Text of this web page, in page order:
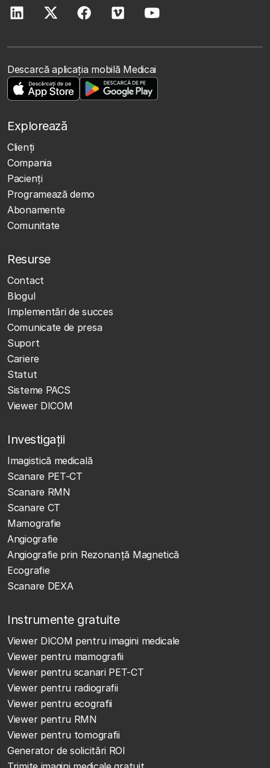
Descarcă aplicația mobilă Medicai
Explorează
Clienţi
Compania
Pacienți
Programează demo
Abonamente
Comunitate
Resurse
Contact
Blogul
Implementări de succes
Comunicate de presa
Suport
Cariere
Statut
Sisteme PACS
Viewer DICOM
Investigații
Imagistică medicală
Scanare PET-CT
Scanare RMN
Scanare CT
Mamografie
Angiografie
Angiografie prin Rezonanță Magnetică
Ecografie
Scanare DEXA
Instrumente gratuite
Viewer DICOM pentru imagini medicale
Viewer pentru mamografii
Viewer pentru scanari PET-CT
Viewer pentru radiografii
Viewer pentru ecografii
Viewer pentru RMN
Viewer pentru tomografii
Generator de solicitări ROI